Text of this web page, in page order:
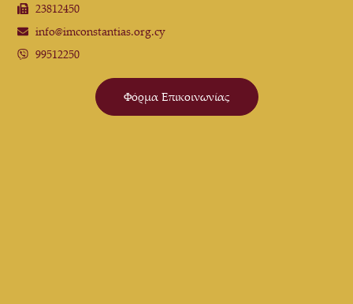
23812450
info@imconstantias.org.cy
99512250
Φόρμα Επικοινωνίας